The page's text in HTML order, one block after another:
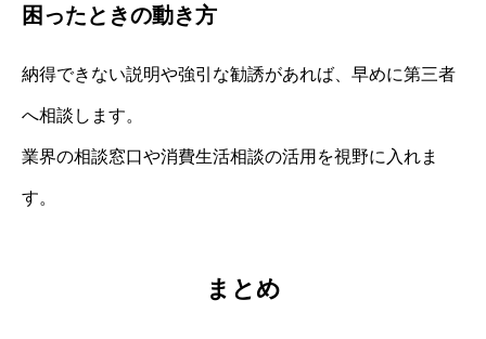
困ったときの動き方
納得できない説明や強引な勧誘があれば、早めに第三者
へ相談します。
業界の相談窓口や消費生活相談の活用を視野に入れま
す。
まとめ